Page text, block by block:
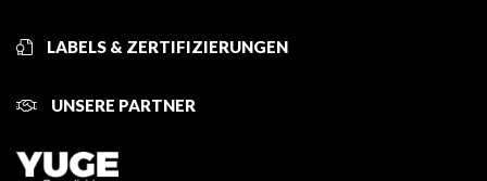
LABELS & ZERTIFIZIERUNGEN
UNSERE PARTNER